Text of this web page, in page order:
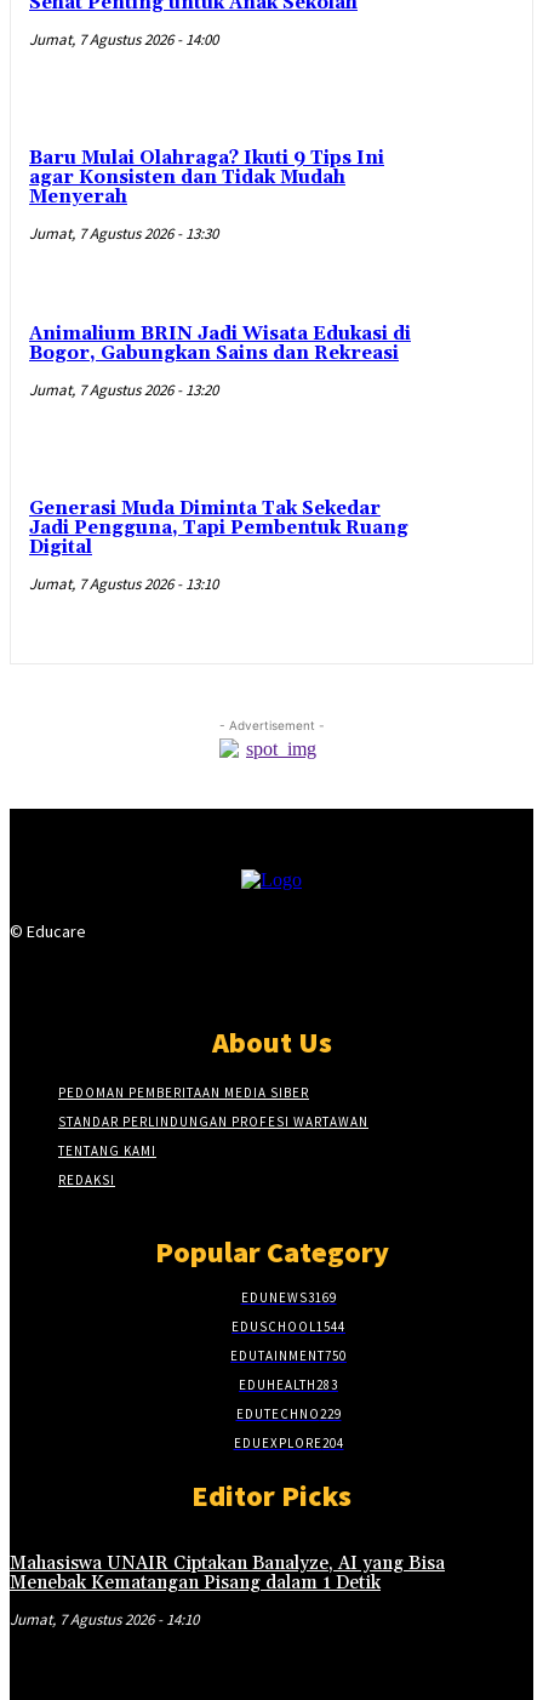
Jumat, 7 Agustus 2026 - 14:00
Baru Mulai Olahraga? Ikuti 9 Tips Ini
agar Konsisten dan Tidak Mudah
Menyerah
Jumat, 7 Agustus 2026 - 13:30
Animalium BRIN Jadi Wisata Edukasi di
Bogor, Gabungkan Sains dan Rekreasi
Jumat, 7 Agustus 2026 - 13:20
Generasi Muda Diminta Tak Sekedar
Jadi Pengguna, Tapi Pembentuk Ruang
Digital
Jumat, 7 Agustus 2026 - 13:10
- Advertisement -
© Educare
About Us
PEDOMAN PEMBERITAAN MEDIA SIBER
STANDAR PERLINDUNGAN PROFESI WARTAWAN
TENTANG KAMI
REDAKSI
Popular Category
EDUNEWS3169
EDUSCHOOL 1544
EDUTAINMENT750
EDUHEALTH283
EDUTECHNO229
EDUEXPLORE204
Editor Picks
Mahasiswa UNAIR Ciptakan Banalyze, AI yang Bisa
Menebak Kematangan Pisang dalam 1 Detik
Jumat, 7 Agustus 2026 - 14:10